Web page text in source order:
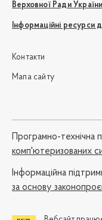
Верховної Ради України
Інформаційні ресурси
Контакти
Мапа сайту
Програмно-технічна
комп'ютеризованих
Iнформаційна
за основу